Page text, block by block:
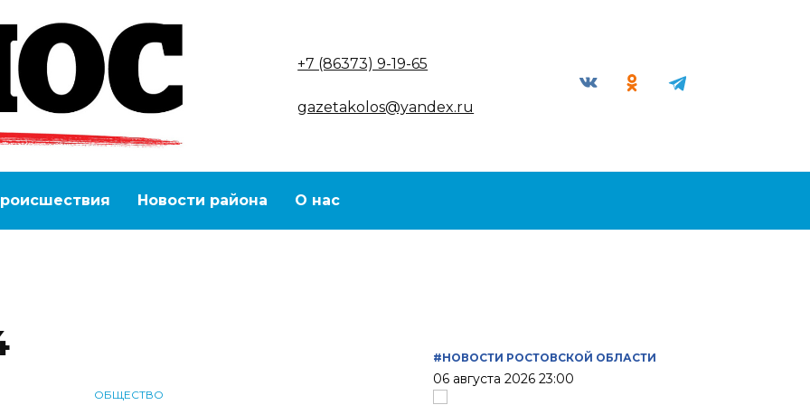
+7 (86373) 9-19-65
gazetakolos@yandex.ru
Новости района О нас
ОБЩЕСТВО
#НОВОСТИ РОСТОВСКОЙ ОБЛАСТИ
06 августа 2026 23:00